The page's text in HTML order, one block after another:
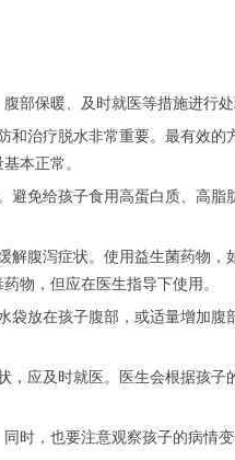
部保暖、及时就医等措施进行处
和治疗脱水非常重要。最有效的
本正常。
避免给孩子食用高蛋白质、高脂
解腹泻症状。使用益生菌药物，
物，但应在医生指导下使用。
袋放在孩子腹部，或适量增加腹
，应及时就医。医生会根据孩子
时，也要注意观察孩子的病情